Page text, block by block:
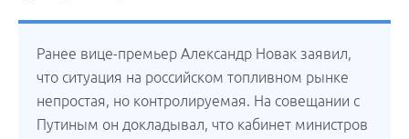
Ранее вице-премьер Александр Новак заявил,
что ситуация на российском топливном рынке
непростая, но контролируемая. На совещании с
Путиным он докладывал, что кабинет министров